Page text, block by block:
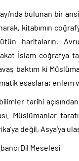
bulunan bir
kitabımın
haritaların,
İslam coğrafya
baktım ki
esaslara; enlem
tarihi
Müslümanlar
değil, Asya’ya
Dil Meselesi